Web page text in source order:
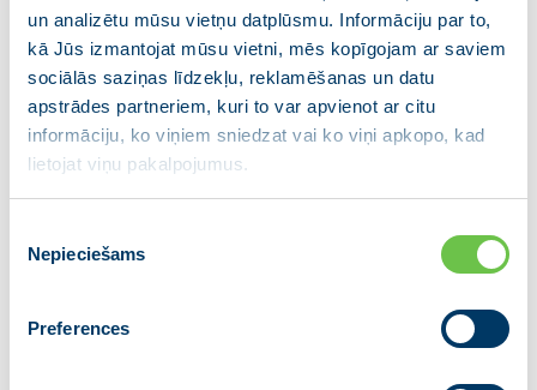
un analizētu mūsu vietņu datplūsmu. Informāciju par to,
kā Jūs izmantojat mūsu vietni, mēs kopīgojam ar saviem
sociālās saziņas līdzekļu, reklamēšanas un datu
apstrādes partneriem, kuri to var apvienot ar citu
informāciju, ko viņiem sniedzat vai ko viņi apkopo, kad
lietojat viņu pakalpojumus.
izvēle
Nepieciešams
Preferences
Aldis Pinkens
Talsu novada domes deputāts